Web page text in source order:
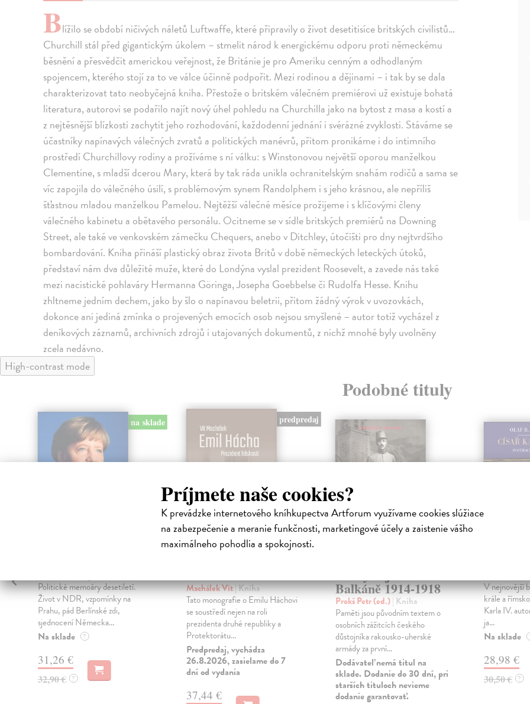
Príjmete naše cookies?
K prevádzke internetového kníhkupectva Artforum využívame cookies slúžiace
na zabezpečenie a meranie funkčnosti, marketingové účely a zaistenie vášho
maximálneho pohodlia a spokojnosti.
Blížilo se období ničivých náletů Luftwaffe, které připravily o život desetitisíce britských civilistů…
Churchill stál před gigantickým úkolem – stmelit národ k energickému odporu proti německému
běsnění a přesvědčit americkou veřejnost, že Británie je pro Ameriku cenným a odhodlaným
spojencem, kterého stojí za to ve válce účinně podpořit. Mezi rodinou a dějinami – i tak by se dala
charakterizovat tato neobyčejná kniha. Přestože o britském válečném premiérovi už existuje bohatá
literatura, autorovi se podařilo najít nový úhel pohledu na Churchilla jako na bytost z masa a kostí a
z nejtěsnější blízkosti zachytit jeho rozhodování, každodenní jednání i svérázné zvyklosti. Stáváme se
účastníky napínavých válečných zvratů a politických manévrů, přitom pronikáme i do intimního
prostředí Churchillovy rodiny a prožíváme s ní válku: s Winstonovou největší oporou manželkou
Clementine, s mladší dcerou Mary, která by tak ráda unikla ochranitelským snahám rodičů a sama se
víc zapojila do válečného úsilí, s problémovým synem Randolphem i s jeho krásnou, ale nepříliš
šťastnou mladou manželkou Pamelou. Nejtěžší válečné měsíce prožijeme i s klíčovými členy
válečného kabinetu a obětavého personálu. Ocitneme se v sídle britských premiérů na Downing
Street, ale také ve venkovském zámečku Chequers, anebo v Ditchley, útočišti pro dny nejtvrdšího
bombardování. Kniha přináší plastický obraz života Britů v době německých leteckých útoků,
představí nám dva důležité muže, které do Londýna vyslal prezident Roosevelt, a zavede nás také
mezi nacistické pohlaváry Hermanna Göringa, Josepha Goebbelse či Rudolfa Hesse. Knihu
zhltneme jedním dechem, jako by šlo o napínavou beletrii, přitom žádný výrok v uvozovkách,
dokonce ani jediná zmínka o projevených emocích osob nejsou smyšlené – autor totiž vycházel z
deníkových záznamů, archivních zdrojů i utajovaných dokumentů, z nichž mnohé byly uvolněny
zcela nedávno.
High-contrast mode
Podobné tituly
na sklade
Politické memoáry desetiletí.
Život v NDR, vzpomínky na
Prahu, pád Berlínské zdi,
sjednocení Německa...
Na sklade ?
31,26 €
32,90 € ?
predpredaj
Prezident lidskosti
Machálek Vít| Kniha
Tato monografie o Emilu Háchovi
se soustředí nejen na roli
prezidenta druhé republiky a
Protektorátu...
Predpredaj, vychádza
26.8.2026, zasielame do 7
dní od vydania
37,44 €
Český voják na
Balkáně 1914-1918
Prokš Petr (ed.)| Kniha
Paměti jsou původním textem o
osobních zážitcích českého
důstojníka rakousko-uherské
armády za první...
Dodávateľ nemá titul na
sklade. Dodanie do 30 dní, pri
starších tituloch nevieme
dodanie garantovať.
Císař
V nejnovější
krále a
Karla IV.
ja...
Na sklade
28,98 €
30,50 € ?